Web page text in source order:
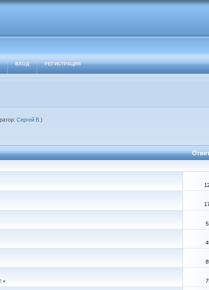
ВХОД РЕГИСТРАЦИЯ
Сергей В.)
»